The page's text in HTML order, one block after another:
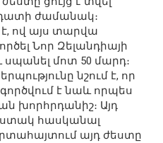
ժամանակ։
ով այս տարվա
Նոր Զելանդիայի
մոտ 50 մարդ։
նշում է, որ
է նաև որպես
խորհրդանիշ։ Այդ
հասկանալ
այդ ժեստը